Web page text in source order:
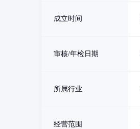
成立时间
审核/年检日期
所属行业
经营范围